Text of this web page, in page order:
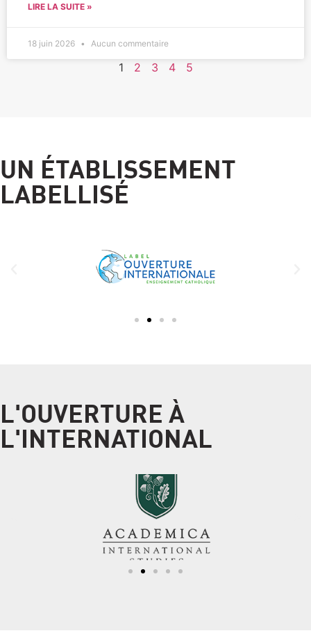
LIRE LA SUITE »
18 juin 2026 Aucun commentaire
1 2 3 4 5
UN ÉTABLISSEMENT
LABELLISÉ
L'OUVERTURE À
L'INTERNATIONAL